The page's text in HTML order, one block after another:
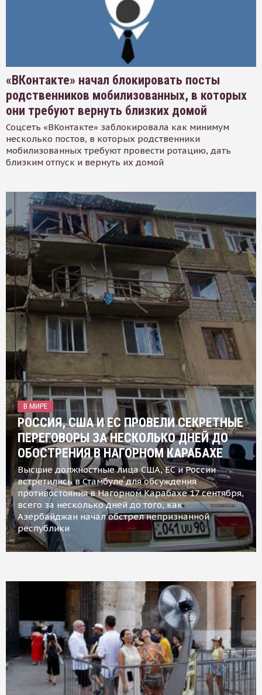
«ВКонтакте» начал блокировать посты
родственников мобилизованных, в которых
они требуют вернуть близких домой
Соцсеть «ВКонтакте» заблокировала как минимум
несколько постов, в которых родственники
мобилизованных требуют провести ротацию, дать
близким отпуск и вернуть их домой
В МИРЕ
РОССИЯ, США И ЕС ПРОВЕЛИ СЕКРЕТНЫЕ
ПЕРЕГОВОРЫ ЗА НЕСКОЛЬКО ДНЕЙ ДО
ОБОСТРЕНИЯ В НАГОРНОМ КАРАБАХЕ
Высшие должностные лица США, ЕС и России
встретились в Стамбуле для обсуждения
противостояния в Нагорном Карабахе 17 сентября,
всего за несколько дней до того, как
Азербайджан начал обстрел непризнанной
республики